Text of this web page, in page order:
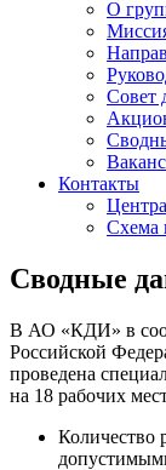
О
Совет
Контакты
Схема
Cводные
В АО «КДИ» в
Российской
проведена
на 18 рабочих
Количество